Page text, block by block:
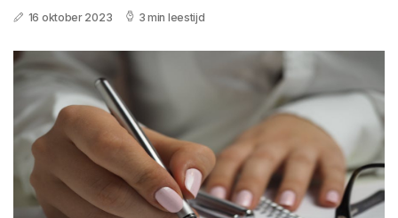
16 oktober 2023 3 min leestijd